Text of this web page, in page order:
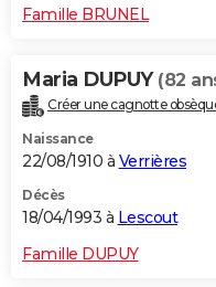
Famille BRUNEL
Maria DUPUY (82
Créer une cagnotte
Naissance
22/08/1910 à Verrières
Décès
18/04/1993 à Lescout
Famille DUPUY